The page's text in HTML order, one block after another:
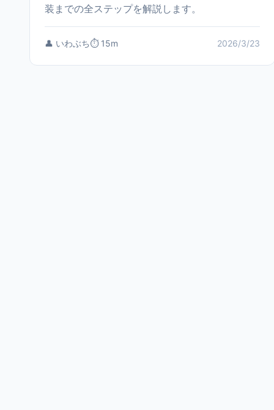
装までの全ステップを解説します。
👤 いわぶち⏱️ 15m 2026/3/23